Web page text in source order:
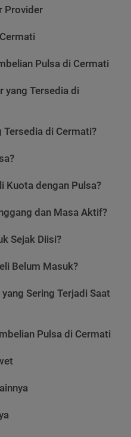
Provider
Pulsa di Cermati
yang Tersedia di
Tersedia di Cermati?
Kuota dengan Pulsa?
dan Masa Aktif?
Sejak Diisi?
Belum Masuk?
Sering Terjadi Saat
Pulsa di Cermati